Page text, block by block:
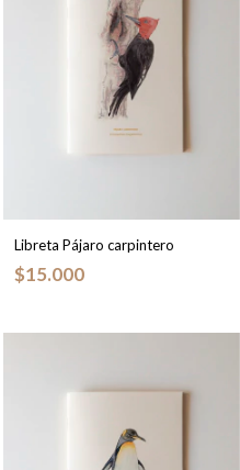
Libreta Pájaro carpintero
$15.000